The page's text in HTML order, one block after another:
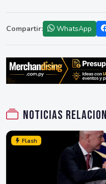
Compartir: WhatsApp
Noticias
Flash